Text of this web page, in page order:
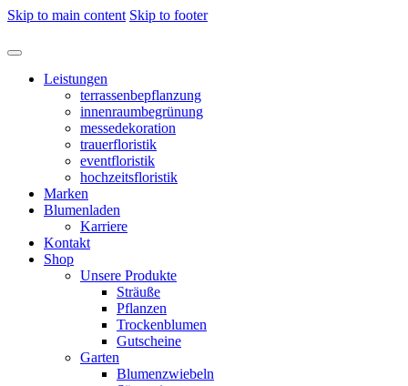
Skip to main content Skip to footer
Leistungen
terrassenbepflanzung
innenraumbegrünung
messedekoration
trauerfloristik
eventfloristik
hochzeitsfloristik
Marken
Blumenladen
Karriere
Kontakt
Shop
Unsere Produkte
Sträuße
Pflanzen
Trockenblumen
Gutscheine
Garten
Blumenzwiebeln